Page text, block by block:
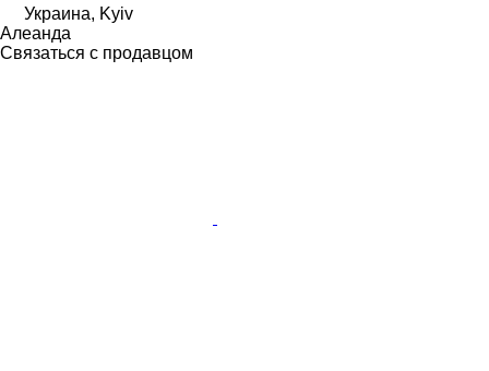
Украина, Kyiv
Алеанда
Связаться с продавцом